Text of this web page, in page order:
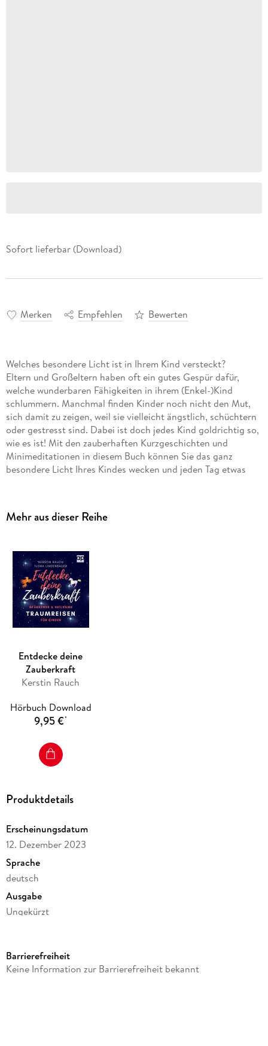
Sofort lieferbar (Download)
Merken Empfehlen Bewerten
Welches besondere Licht ist in Ihrem Kind versteckt?
Eltern und Großeltern haben oft ein gutes Gespür dafür,
welche wunderbaren Fähigkeiten in ihrem (Enkel-)Kind
schlummern. Manchmal finden Kinder noch nicht den Mut,
sich damit zu zeigen, weil sie vielleicht ängstlich, schüchtern
oder gestresst sind. Dabei ist doch jedes Kind goldrichtig so,
wie es ist! Mit den zauberhaften Kurzgeschichten und
Minimeditationen in diesem Buch können Sie das ganz
besondere Licht Ihres Kindes wecken und jeden Tag etwas
Nachdenk- und Glücksgeschichten, die es bisher nur für
Erwachsene gab . Schon Buddha soll solche heilsamen
zu erinnern. Durch dieses einzigartige Buch können jetzt
auch Kinder, Eltern und Pädagogen die wohltuende Wirkung
dieser kleinen Meisterwerke erleben.
Mehr aus dieser Reihe
Entdecke deine
Zauberkraft
Kerstin Rauch
Hörbuch Download
9,95 €*
Produktdetails
Erscheinungsdatum
12. Dezember 2023
Sprache
deutsch
Ausgabe
Ungekürzt
Laufzeit
Barrierefreiheit
Keine Information zur Barrierefreiheit bekannt